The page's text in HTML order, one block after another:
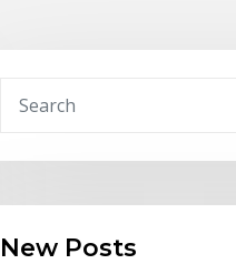
New Posts